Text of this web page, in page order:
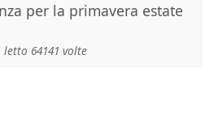
per la primavera estate
letto 64141 volte